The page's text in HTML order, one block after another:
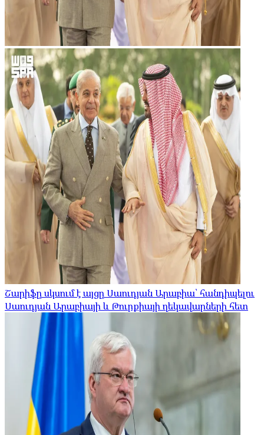
Շարիֆը սկսում է այցը Սաուդյան Արաբիա՝ հանդիպելու
Սաուդյան Արաբիայի և Թուրքիայի ղեկավարների հետ